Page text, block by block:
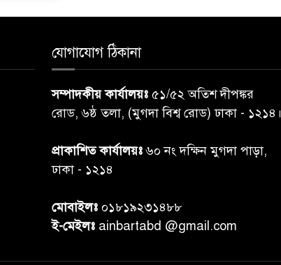
যোগাযোগ ঠিকানা
সম্পাদকীয় কার্যালয়ঃ ৫১/৫২ অতিশ দীপঙ্কর
রোড, ৬ষ্ঠ তলা, (মুগদা বিশ্ব রোড) ঢাকা - ১২১৪।
প্রাকাশিত কার্যালয়ঃ৬০ নং দক্ষিন মুগদা পাড়া,
ঢাকা - ১২১৪
মোবাইলঃ ০১৮১৯২৩১৪৮৮
ই-মেইলঃ ainbartabd @gmail.com